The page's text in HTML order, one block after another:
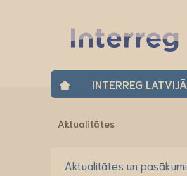
INTERREG LATVIJĀ
Aktualitātes
Aktualitātes un pasākumi